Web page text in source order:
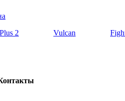
2 Vulcan